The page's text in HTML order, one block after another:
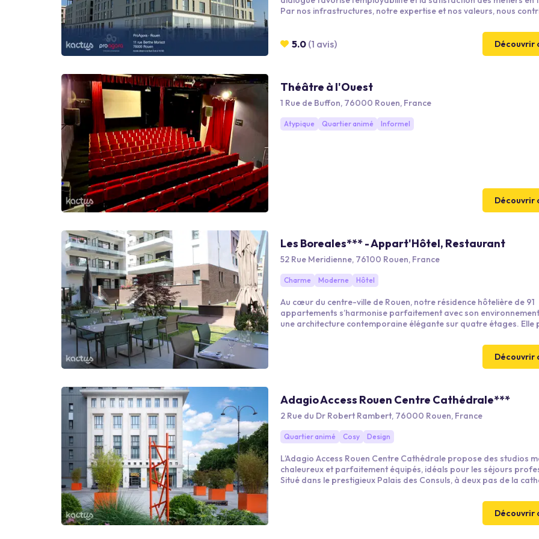
Par nos infrastructures, notre expertise et nos valeurs, nous
d’excellence sur le sujet stratégique du développement des
5.0 (1 avis) Découvrir
Théâtre à l'Ouest
1 Rue de Buffon, 76000 Rouen, France
Atypique Quartier animé Informel
Découvrir
Les Boreales*** - Appart'Hôtel, Restaurant
52 Rue Meridienne, 76100 Rouen, France
Charme Moderne Hôtel
Au cœur du centre-ville de Rouen, notre résidence hôtelière de 91
appartements s’harmonise parfaitement avec son
une architecture contemporaine élégante sur quatre étages. Elle
résidents, la résidence Les Boréales offre un véritable havre de
Découvrir
Adagio Access Rouen Centre Cathédrale***
2 Rue du Dr Robert Rambert, 76000 Rouen, France
Quartier animé Cosy Design
L’Adagio Access Rouen Centre Cathédrale propose des studios
chaleureux et parfaitement équipés, idéals pour les séjours
Situé dans le prestigieux Palais des Consuls, à deux pas de la
réunion du Novotel et au restaurant Quindici. Un emplacement
Découvrir